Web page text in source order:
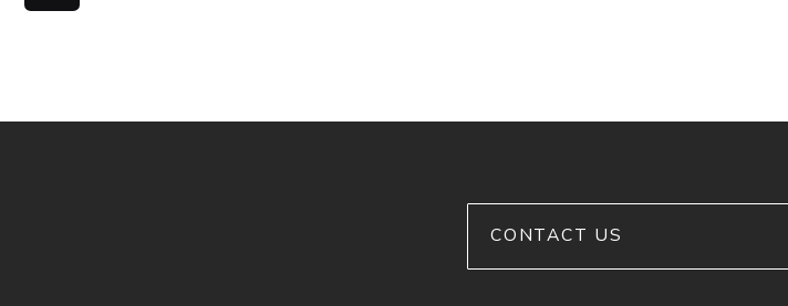
CONTACT US